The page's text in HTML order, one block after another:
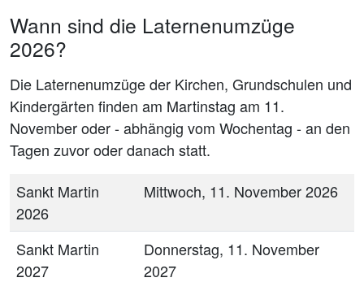
Wann sind die Laternenumzüge
2026?
Die Laternenumzüge der Kirchen, Grundschulen und
Kindergärten finden am Martinstag am 11.
November oder - abhängig vom Wochentag - an den
Tagen zuvor oder danach statt.
Sankt Martin
2026
Mittwoch, 11. November 2026
Sankt Martin
2027
Donnerstag, 11. November
2027